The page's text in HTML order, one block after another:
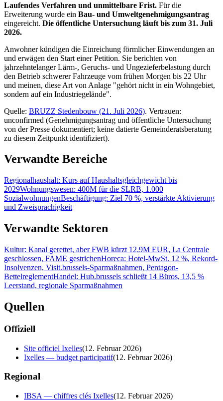
Laufendes Verfahren und unmittelbare Frist. Für die
Erweiterung wurde ein Bau- und Umweltgenehmigungsantrag
eingereicht. Die öffentliche Untersuchung läuft bis zum 31. Juli
2026.
Anwohner kündigen die Einreichung förmlicher Einwendungen an
und erwägen den Start einer Petition. Sie berichten von
jahrzehntelanger Lärm-, Geruchs- und Ungezieferbelastung durch
den Betrieb schwerer Fahrzeuge vom frühen Morgen bis 22 Uhr
und meinen, diese Art von Anlage "gehört nicht in ein Wohngebiet,
sondern auf ein Industriegelände".
Quelle: BRUZZ Stedenbouw (21. Juli 2026). Vertrauen:
unconfirmed (Genehmigungsantrag und öffentliche Untersuchung
von der Presse dokumentiert; keine datierte Gemeinderatsberatung
zu diesem Zeitpunkt identifiziert).
Verwandte Bereiche
Regionalhaushalt: Kurs auf Haushaltsgleichgewicht bis
2029Wohnungswesen: 400M für die SLRB, 1.000
SozialwohnungenBeschäftigung: Ziel 70 %, verstärkte Aktivierung
und Zweisprachigkeit
Verwandte Sektoren
Kultur: Kanal gerettet, aber FWB kürzt 12,9M EUR, La Centrale
geschlossen, FAME gestrichenHoreca: Hotel-MwSt. 12 %, Rekord-
Insolvenzen, Visit.brussels-Sparmaßnahmen, Pentagon-
BettelreglementHandel: Hub.brussels schließt 14 Büros, 13,5 %
Leerstand, regionale Sparmaßnahmen
Quellen
Offiziell
Site officiel Ixelles(12. Februar 2026)
Ixelles — budget participatif(12. Februar 2026)
Regional
IBSA — chiffres clés Ixelles(12. Februar 2026)